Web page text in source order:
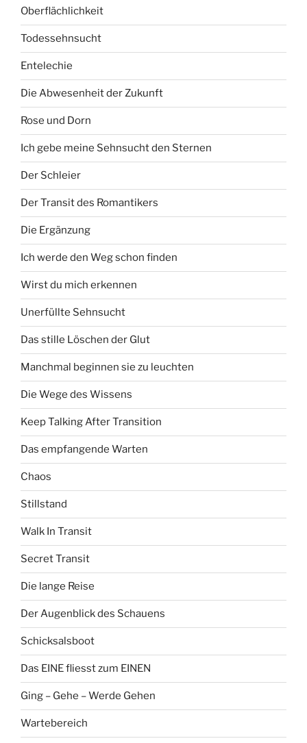
Oberflächlichkeit
Todessehnsucht
Entelechie
Die Abwesenheit der Zukunft
Rose und Dorn
Ich gebe meine Sehnsucht den Sternen
Der Schleier
Der Transit des Romantikers
Die Ergänzung
Ich werde den Weg schon finden
Wirst du mich erkennen
Unerfüllte Sehnsucht
Das stille Löschen der Glut
Manchmal beginnen sie zu leuchten
Die Wege des Wissens
Keep Talking After Transition
Das empfangende Warten
Chaos
Stillstand
Walk In Transit
Secret Transit
Die lange Reise
Der Augenblick des Schauens
Schicksalsboot
Das EINE fliesst zum EINEN
Ging – Gehe – Werde Gehen
Wartebereich